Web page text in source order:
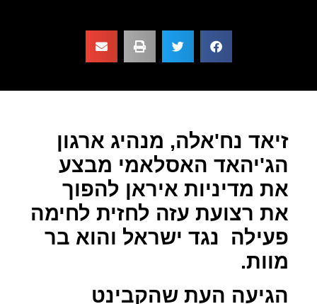
זיאד נח'אלה, מנהיג ארגון
הג'יהאד האסלאמי מבצע
את מדיניות איראן להפוך
את רצועת עזה לחזית לחימה
פעילה
נגד ישראל והוא בר
מוות.
הגיעה העת שהקבינט